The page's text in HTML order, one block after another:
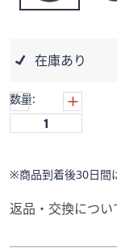
ワ
プ
て
閲
覧
き
す。
在庫あり
数量:
※商品到着後30日間
返品・交換につい